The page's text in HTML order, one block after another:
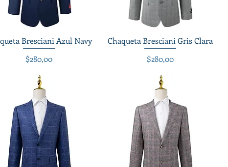
Vista rápida
Bresciani Azul Navy
Precio
$280,00
Vista rápida
Chaqueta Bresciani Gris Clara
Precio
$280,00